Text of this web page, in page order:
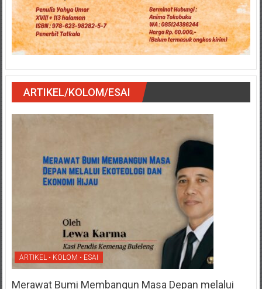
ARTIKEL/KOLOM/ESAI
ARTIKEL • KOLOM • ESAI
Merawat Bumi Membangun Masa Depan melalui